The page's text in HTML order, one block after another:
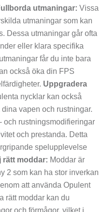
utmaningar: Vissa
utmaningar som kan
Dessa utmaningar går ofta
eller klara specifika
får du inte bara
också öka din FPS
Uppgradera
nycklar kan också
vapen och rustningar.
och rustningsmodifieringar
och prestanda. Detta
spelupplevelse
rätt moddar: Moddar är
2 som kan ha stor inverkan
att använda Opulent
rätt moddar kan du
och förmågor, vilket i